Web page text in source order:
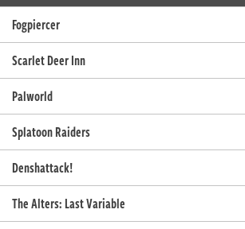
Fogpiercer
Scarlet Deer Inn
Palworld
Splatoon Raiders
Denshattack!
The Alters: Last Variable